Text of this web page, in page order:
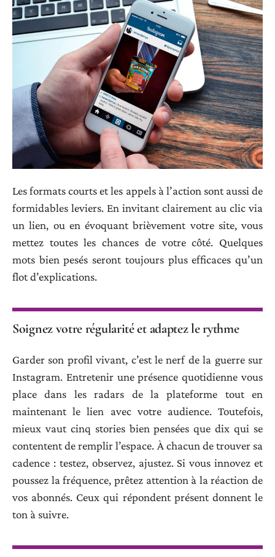
Les formats courts et les appels à l’action sont aussi de
formidables leviers. En invitant clairement au clic via
un lien, ou en évoquant brièvement votre site, vous
mettez toutes les chances de votre côté. Quelques
mots bien pesés seront toujours plus efficaces qu’un
flot d’explications.
Soignez votre régularité et adaptez le rythme
Garder son profil vivant, c’est le nerf de la guerre sur
Instagram. Entretenir une présence quotidienne vous
place dans les radars de la plateforme tout en
maintenant le lien avec votre audience. Toutefois,
mieux vaut cinq stories bien pensées que dix qui se
contentent de remplir l’espace. À chacun de trouver sa
cadence : testez, observez, ajustez. Si vous innovez et
poussez la fréquence, prêtez attention à la réaction de
vos abonnés. Ceux qui répondent présent donnent le
ton à suivre.